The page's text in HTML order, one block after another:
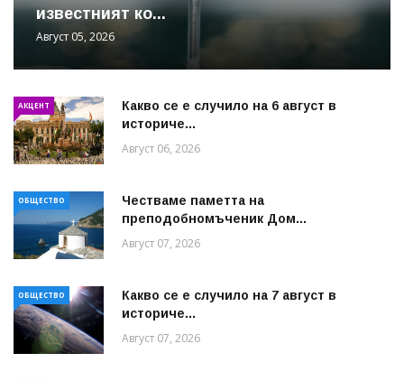
известният ко...
Август 05, 2026
АКЦЕНТ
Какво се е случило на 6 август в
историче...
Август 06, 2026
ОБЩЕСТВО
Честваме паметта на
преподобномъченик Дом...
Август 07, 2026
ОБЩЕСТВО
Какво се е случило на 7 август в
историче...
Август 07, 2026